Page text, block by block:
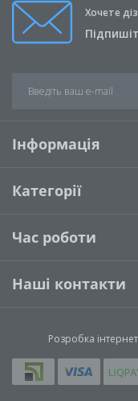
Хочете
Інформація
Категорії
Час роботи
Наші контакти
Розробка